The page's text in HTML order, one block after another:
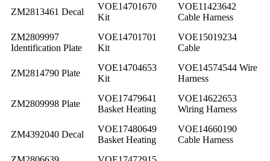
ZM2813461 Decal
VOE14701670
Kit
VOE11423642
Cable Harness
ZM2809997
Identification Plate
VOE14701701
Kit
VOE15019234
Cable
ZM2814790 Plate
VOE14704653
Kit
VOE14574544 Wire
Harness
ZM2809998 Plate
VOE17479641
Basket Heating
VOE14622653
Wiring Harness
ZM4392040 Decal
VOE17480649
Basket Heating
VOE14660190
Cable Harness